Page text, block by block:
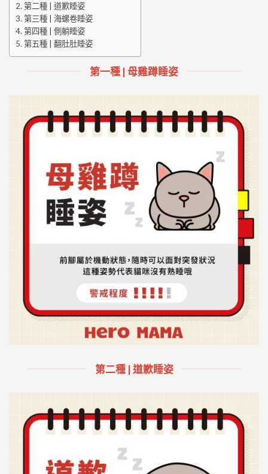
第二種 | 道歉睡姿
第三種 | 海螺卷睡姿
第四種 | 側躺睡姿
第五種 | 翻肚肚睡姿
第一種 | 母雞蹲睡姿
第二種 | 道歉睡姿